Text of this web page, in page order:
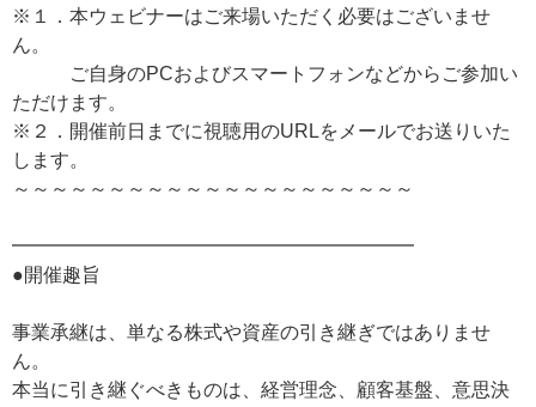
※１．本ウェビナーはご来場いただく必要はございませ
ん。
ご自身のPCおよびスマートフォンなどからご参加い
ただけます。
※２．開催前日までに視聴用のURLをメールでお送りいた
します。
～～～～～～～～～～～～～～～～～～～～～
━━━━━━━━━━━━━━━━━━━━━
●開催趣旨
事業承継は、単なる株式や資産の引き継ぎではありませ
ん。
本当に引き継ぐべきものは、経営理念、顧客基盤、意思決